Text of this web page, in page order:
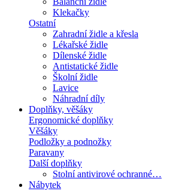
Klekačky
Ostatní
Zahradní židle a křesla
Lékařské židle
Dílenské židle
Antistatické židle
Školní židle
Lavice
Náhradní díly
Doplňky, věšáky
Ergonomické doplňky
Věšáky
Podložky a podnožky
Paravany
Další doplňky
Stolní antivirové ochranné…
Nábytek